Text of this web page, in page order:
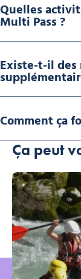
Quelles
Multi Pass ?
Existe-t-il
Comment ça
Ça peut